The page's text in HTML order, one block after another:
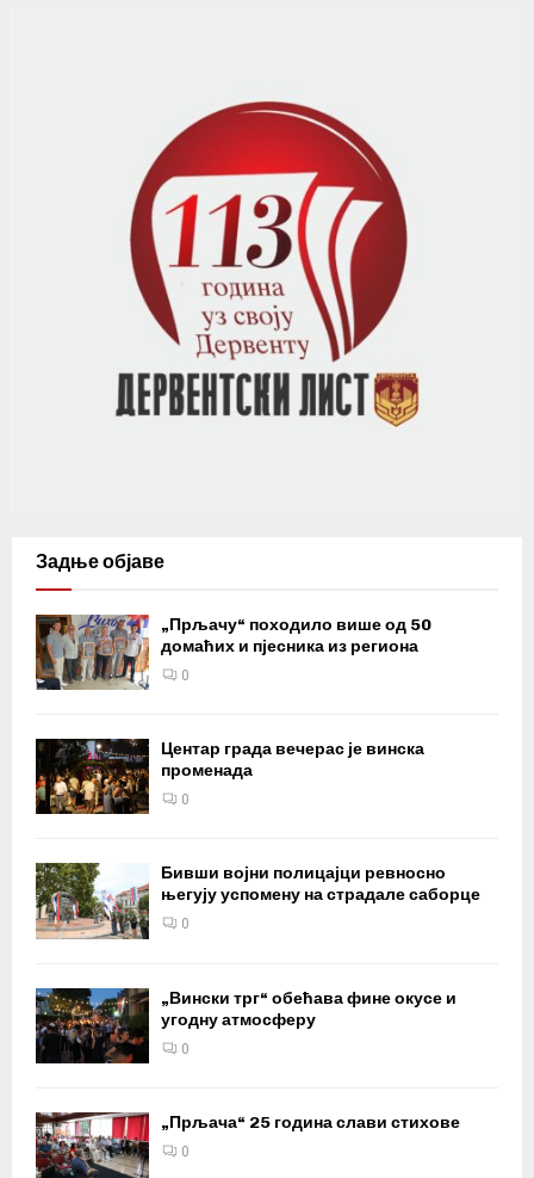
Задње објаве
„Прљачу“ походило више од 50
домаћих и пјесника из региона
0
Центар града вечерас је винска
променада
0
Бивши војни полицајци ревносно
његују успомену на страдале саборце
0
„Вински трг“ обећава фине окусе и
угодну атмосферу
0
„Прљача“ 25 година слави стихове
0